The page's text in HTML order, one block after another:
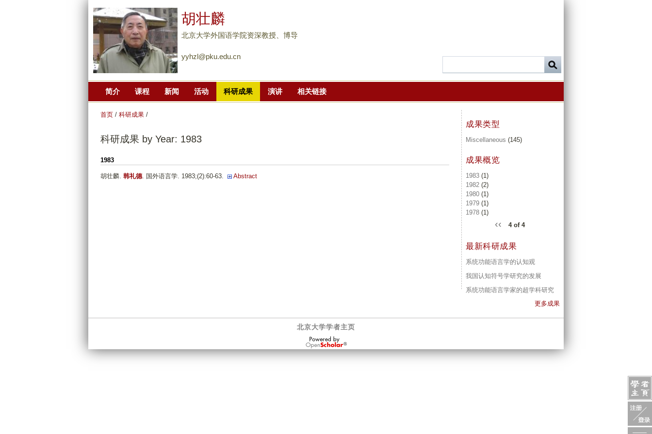
到
主
胡壮麟
北京大学外国语学院资深教授、博导
yyhzl@pku.edu.cn
简介 课程 新闻 活动 科研成果 演讲 相关链接
首页 / 科研成果 /
科研成果 by Year: 1983
1983
胡壮麟. 韩礼德. 国外语言学. 1983;(2):60-63. Abstract
成果类型
Miscellaneous (145)
成果概览
1983 (1)
1982 (2)
1980 (1)
1979 (1)
1978 (1)
‹‹ 4 of 4
最新科研成果
系统功能语言学的认知观
我国认知符号学研究的发展
系统功能语言学家的超学科研究
更多成果
北京大学学者主页
OpenScholar